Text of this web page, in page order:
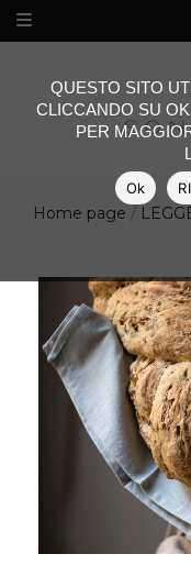
Home page /
QUESTO SITO
CLICCANDO SU
PER
Ok